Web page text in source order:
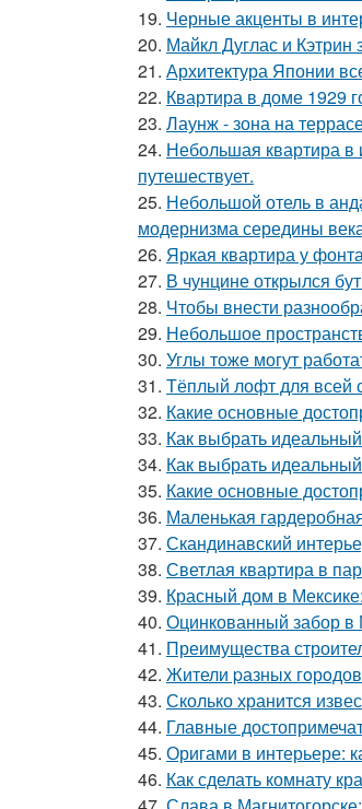
19. Черные акценты в
20. Майкл Дуглас и Кэтрин
21. Архитектура Японии
22. Квартира в доме 1929
23. Лаунж - зона на
24. Небольшая квартира в
путешествует.
25. Небольшой отель в
модернизма середины
26. Яркая квартира у
27. В чунцине открылся
28. Чтобы внести
29. Небольшое
30. Углы тоже могут
31. Тёплый лофт для всей
32. Какие основные
33. Как выбрать
34. Как выбрать
35. Какие основные
36. Маленькая
37. Скандинавский
38. Светлая квартира в
39. Красный дом в
40. Оцинкованный забор в
41. Преимущества
42. Жители pазныx
43. Сколько хранится
44. Главные
45. Оригами в интерьере:
46. Как сделать комнату